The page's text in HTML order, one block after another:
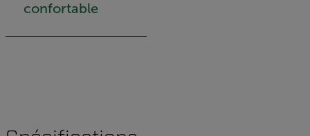
confortable